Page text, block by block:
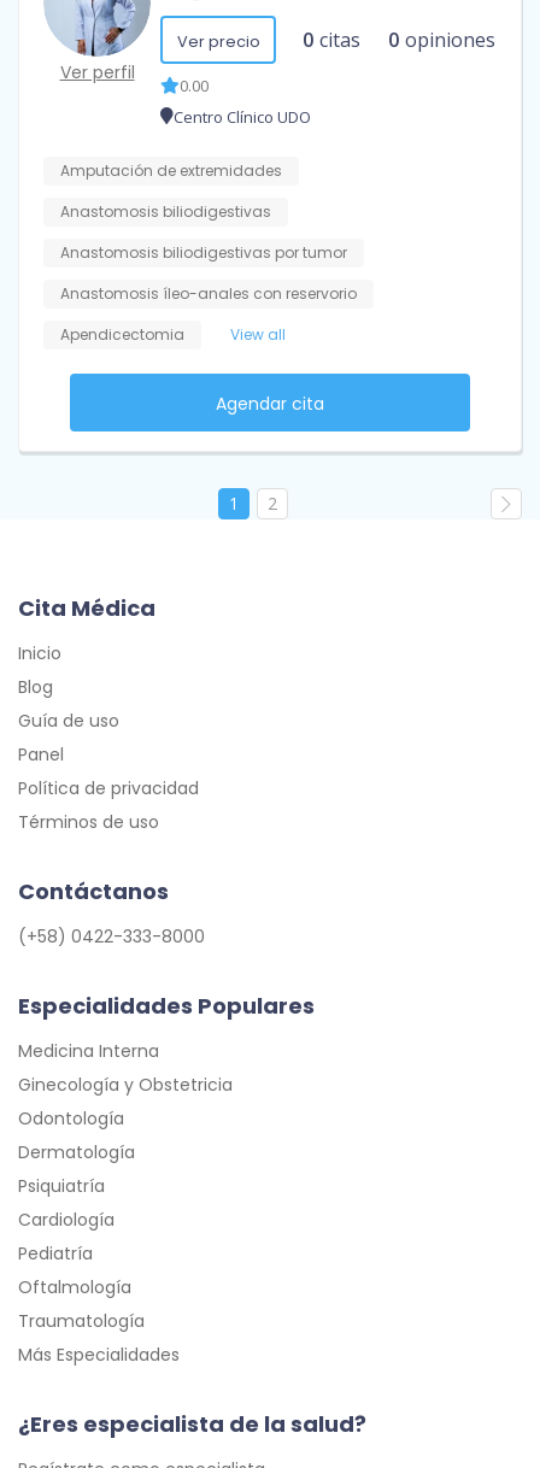
Ver perfil
Ver precio 0 citas 0 opiniones
0.00
Centro Clínico UDO
Amputación de extremidades
Anastomosis biliodigestivas
Anastomosis biliodigestivas por tumor
Anastomosis íleo-anales con reservorio
Apendicectomia
View all
Agendar cita
1 2
Cita Médica
Inicio
Blog
Guía de uso
Panel
Política de privacidad
Términos de uso
Contáctanos
(+58) 0422-333-8000
Especialidades Populares
Medicina Interna
Ginecología y Obstetricia
Odontología
Dermatología
Psiquiatría
Cardiología
Pediatría
Oftalmología
Traumatología
Más Especialidades
¿Eres especialista de la salud?